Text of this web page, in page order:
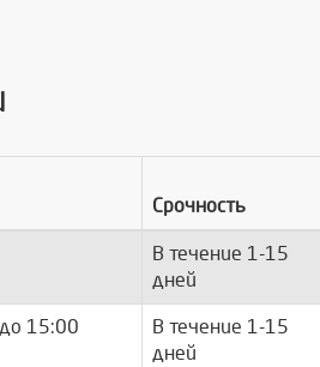
Срочность
В течение 1-15
дней
15:00
В течение 1-15
дней